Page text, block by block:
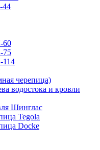
44
60
75
114
черепица)
водостока и кровли
Шинглас
Tegola
Docke